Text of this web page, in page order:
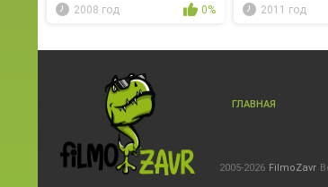
2008 год 0% 2011 год
ГЛАВНАЯ
2005-2026 FilmoZavr